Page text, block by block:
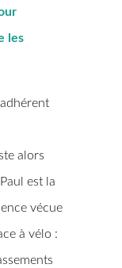
les
alors
est la
vécue
à vélo :